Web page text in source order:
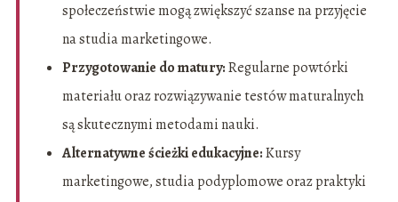
społeczeństwie mogą zwiększyć szanse na przyjęcie
na studia marketingowe.
Przygotowanie do matury:Regularne powtórki
materiału oraz rozwiązywanie testów maturalnych
są skutecznymi metodami nauki.
Alternatywne ścieżki edukacyjne:Kursy
marketingowe, studia podyplomowe oraz praktyki